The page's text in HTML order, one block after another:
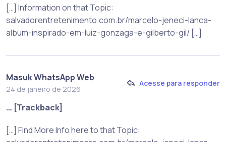
[…] Information on that Topic:
salvadorentretenimento.com.br/marcelo-jeneci-lanca-
album-inspirado-em-luiz-gonzaga-e-gilberto-gil/ […]
Masuk WhatsApp Web
24 de janeiro de 2026
Acesse para responder
… [Trackback]
[…] Find More Info here to that Topic: